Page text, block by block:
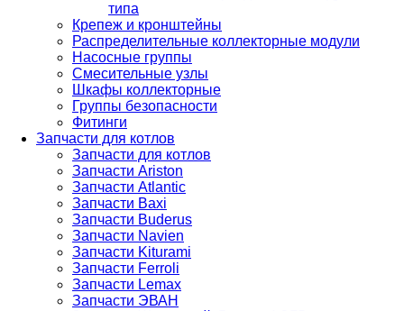
типа
Крепеж и кронштейны
Распределительные коллекторные модули
Насосные группы
Смесительные узлы
Шкафы коллекторные
Группы безопасности
Фитинги
Запчасти для котлов
Запчасти для котлов
Запчасти Ariston
Запчасти Atlantic
Запчасти Baxi
Запчасти Buderus
Запчасти Navien
Запчасти Kiturami
Запчасти Ferroli
Запчасти Lemax
Запчасти ЭВАН